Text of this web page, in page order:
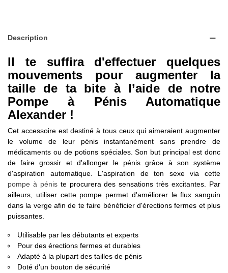
Description
Il te suffira d'effectuer quelques
mouvements pour augmenter la
taille de ta bite à l’aide de notre
Pompe à Pénis Automatique
Alexander !
Cet accessoire est destiné à tous ceux qui aimeraient augmenter
le volume de leur pénis instantanément sans prendre de
médicaments ou de potions spéciales. Son but principal est donc
de faire grossir et d'allonger le pénis grâce à son système
d'aspiration automatique. L'aspiration de ton sexe via cette
pompe à péniste procurera des sensations très excitantes. Par
ailleurs, utiliser cette pompe permet d'améliorer le flux sanguin
dans la verge afin de te faire bénéficier d'érections fermes et plus
puissantes.
Utilisable par les débutants et experts
Pour des érections fermes et durables
Adapté à la plupart des tailles de pénis
Doté d'un bouton de sécurité